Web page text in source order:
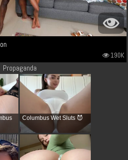
190K
Propaganda
Columbus Wet Sluts 😈